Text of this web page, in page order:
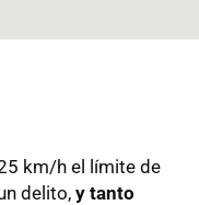
km/h el límite de
delito, y tanto